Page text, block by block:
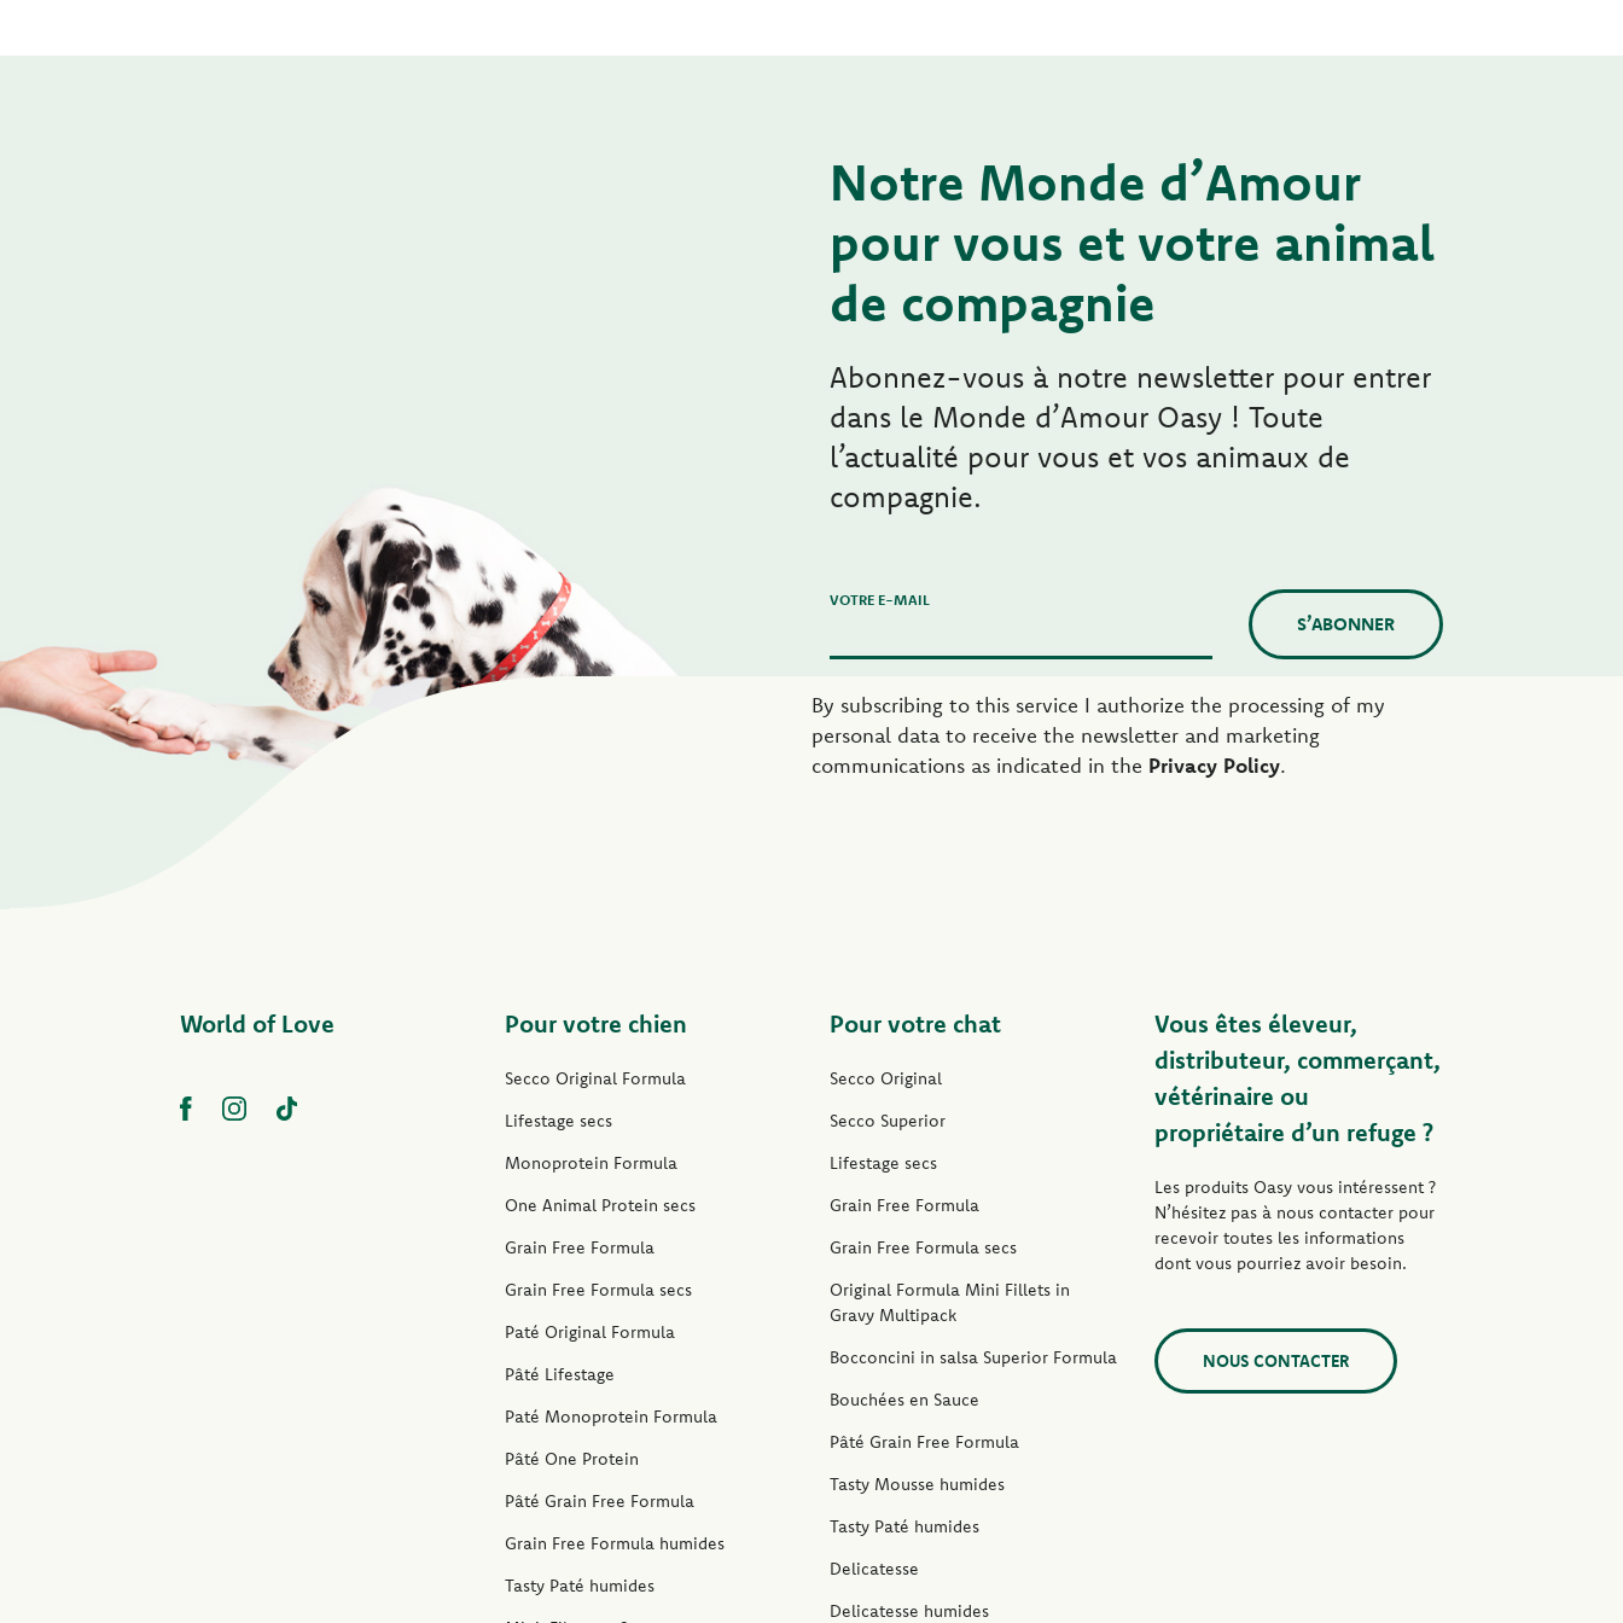
Notre Monde d’Amour
pour vous et votre animal
de compagnie
Abonnez-vous à notre newsletter pour entrer
dans le Monde d’Amour Oasy ! Toute
l’actualité pour vous et vos animaux de
compagnie.
VOTRE E-MAIL
S’ABONNER
By subscribing to this service I authorize the processing of my
personal data to receive the newsletter and marketing
communications as indicated in the Privacy Policy.
World of Love Pour votre chien
Secco Original Formula
Lifestage secs
Monoprotein Formula
One Animal Protein secs
Grain Free Formula
Grain Free Formula secs
Paté Original Formula
Pâté Lifestage
Paté Monoprotein Formula
Pâté One Protein
Pâté Grain Free Formula
Grain Free Formula humides
Tasty Paté humides
Pour votre chat
Secco Original
Secco Superior
Lifestage secs
Grain Free Formula
Grain Free Formula secs
Original Formula Mini Fillets in
Gravy Multipack
Bocconcini in salsa Superior Formula
Bouchées en Sauce
Pâté Grain Free Formula
Tasty Mousse humides
Tasty Paté humides
Delicatesse
Delicatesse humides
Vous êtes éleveur,
distributeur, commerçant,
vétérinaire ou
propriétaire d’un refuge ?
Les produits Oasy vous intéressent ?
N’hésitez pas à nous contacter pour
recevoir toutes les informations
dont vous pourriez avoir besoin.
NOUS CONTACTER